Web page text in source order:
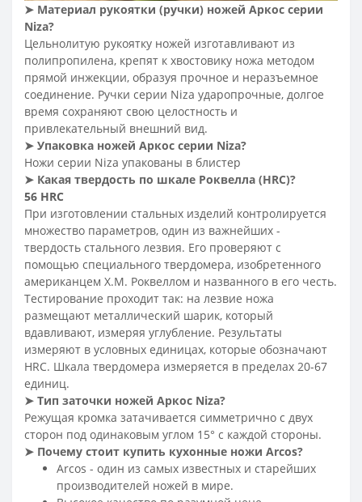
➤ Материал рукоятки (ручки) ножей Аркос серии
Niza?
Цельнолитую рукоятку ножей изготавливают из
полипропилена, крепят к хвостовику ножа методом
прямой инжекции, образуя прочное и неразъемное
соединение. Ручки серии Niza ударопрочные, долгое
время сохраняют свою целостность и
привлекательный внешний вид.
➤ Упаковка ножей Аркос серии Niza?
Ножи серии Niza упакованы в блистер
➤ Какая твердость по шкале Роквелла (HRC)?
56 HRC
При изготовлении стальных изделий контролируется
множество параметров, один из важнейших -
твердость стального лезвия. Его проверяют с
помощью специального твердомера, изобретенного
американцем Х.М. Роквеллом и названного в его честь.
Тестирование проходит так: на лезвие ножа
размещают металлический шарик, который
вдавливают, измеряя углубление. Результаты
измеряют в условных единицах, которые обозначают
HRC. Шкала твердомера измеряется в пределах 20-67
единиц.
➤ Тип заточки ножей Аркос Niza?
Режущая кромка затачивается симметрично с двух
сторон под одинаковым углом 15° с каждой стороны.
➤ Почему стоит купить кухонные ножи Arcos?
Arcos - один из самых известных и старейших
производителей ножей в мире.